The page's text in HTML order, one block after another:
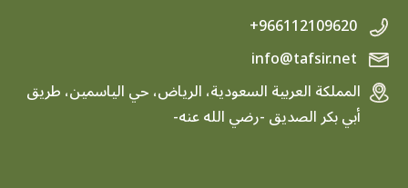
+966112109620
المملكة العربية السعودية، الرياض، حي الياسمين، طريق
أبي بكر الصديق -رضي الله عنه-